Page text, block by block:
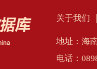
关于我们
地址：海
电话：